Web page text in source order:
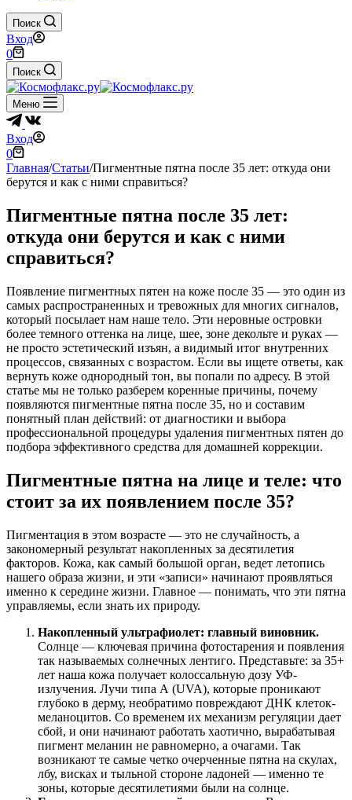
Поиск
Вход
Корзина
0
Поиск
Меню
Вход
Корзина
0
Главная/Статьи/Пигментные пятна после 35 лет: откуда они
берутся и как с ними справиться?
Пигментные пятна после 35 лет:
откуда они берутся и как с ними
справиться?
Появление пигментных пятен на коже после 35 — это один из
самых распространенных и тревожных для многих сигналов,
который посылает нам наше тело. Эти неровные островки
более темного оттенка на лице, шее, зоне декольте и руках —
не просто эстетический изъян, а видимый итог внутренних
процессов, связанных с возрастом. Если вы ищете ответы, как
вернуть коже однородный тон, вы попали по адресу. В этой
статье мы не только разберем коренные причины, почему
появляются пигментные пятна после 35, но и составим
понятный план действий: от диагностики и выбора
профессиональной процедуры удаления пигментных пятен до
подбора эффективного средства для домашней коррекции.
Пигментные пятна на лице и теле: что
стоит за их появлением после 35?
Пигментация в этом возрасте — это не случайность, а
закономерный результат накопленных за десятилетия
факторов. Кожа, как самый большой орган, ведет летопись
нашего образа жизни, и эти «записи» начинают проявляться
именно к середине жизни. Главное — понимать, что эти пятна
управляемы, если знать их природу.
Накопленный ультрафиолет: главный виновник.
Солнце — ключевая причина фотостарения и появления
так называемых солнечных лентиго. Представьте: за 35+
лет наша кожа получает колоссальную дозу УФ-
излучения. Лучи типа А (UVA), которые проникают
глубоко в дерму, необратимо повреждают ДНК клеток-
меланоцитов. Со временем их механизм регуляции дает
сбой, и они начинают работать хаотично, вырабатывая
пигмент меланин не равномерно, а очагами. Так
возникают те самые четко очерченные пятна на скулах,
лбу, висках и тыльной стороне ладоней — именно те
зоны, которые десятилетиями были на солнце.